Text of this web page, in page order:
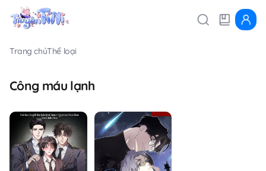
Trang chủThể loại
Công máu lạnh